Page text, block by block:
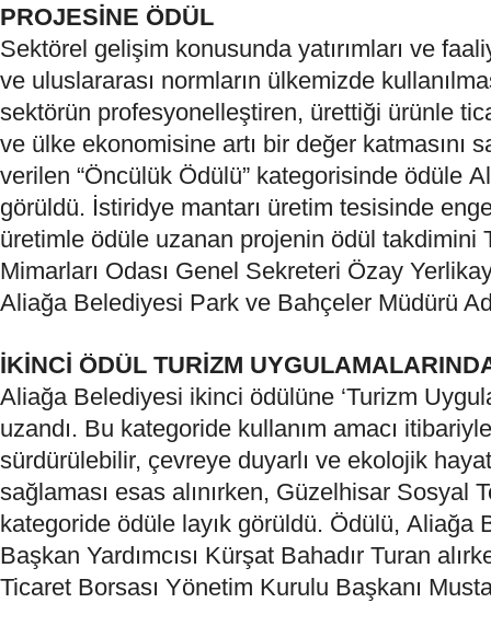
PROJESİNE ÖDÜL
Sektörel gelişim konusunda yatırımları ve
ve uluslararası normların ülkemizde
sektörün profesyonelleştiren, ürettiği ürünle
ve ülke ekonomisine artı bir değer katmasını
verilen “Öncülük Ödülü” kategorisinde ödüle
görüldü. İstiridye mantarı üretim tesisinde
üretimle ödüle uzanan projenin ödül takdimini
Mimarları Odası Genel Sekreteri Özay
Aliağa Belediyesi Park ve Bahçeler Müdürü
İKİNCİ ÖDÜL TURİZM
Aliağa Belediyesi ikinci ödülüne ‘Turizm
uzandı. Bu kategoride kullanım amacı
sürdürülebilir, çevreye duyarlı ve ekolojik
sağlaması esas alınırken, Güzelhisar Sosyal
kategoride ödüle layık görüldü. Ödülü, Aliağa
Başkan Yardımcısı Kürşat Bahadır Turan
Ticaret Borsası Yönetim Kurulu Başkanı